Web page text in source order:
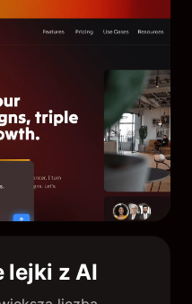
lejki z AI